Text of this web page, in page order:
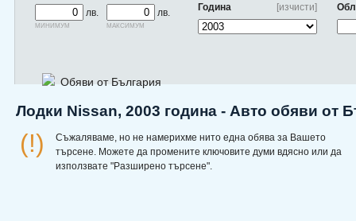
лв.
минимум
лв.
максимум
[изчисти]
Година
Обяви от България
Лодки Nissan, 2003 година - Авто обяви от
(!)
Съжаляваме, но не намерихме нито една обява за Вашето
търсене. Можете да промените ключовите думи вдясно или да
използвате "Разширено търсене".